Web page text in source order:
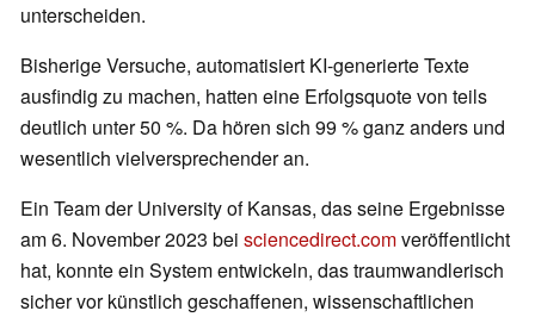
unterscheiden.
Bisherige Versuche, automatisiert KI-generierte Texte
ausfindig zu machen, hatten eine Erfolgsquote von teils
deutlich unter 50 %. Da hören sich 99 % ganz anders und
wesentlich vielversprechender an.
Ein Team der University of Kansas, das seine Ergebnisse
am 6. November 2023 bei sciencedirect.comveröffentlicht
hat, konnte ein System entwickeln, das traumwandlerisch
sicher vor künstlich geschaffenen, wissenschaftlichen